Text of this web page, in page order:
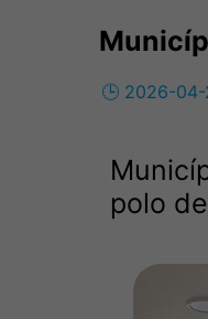
🕒 2026-
polo